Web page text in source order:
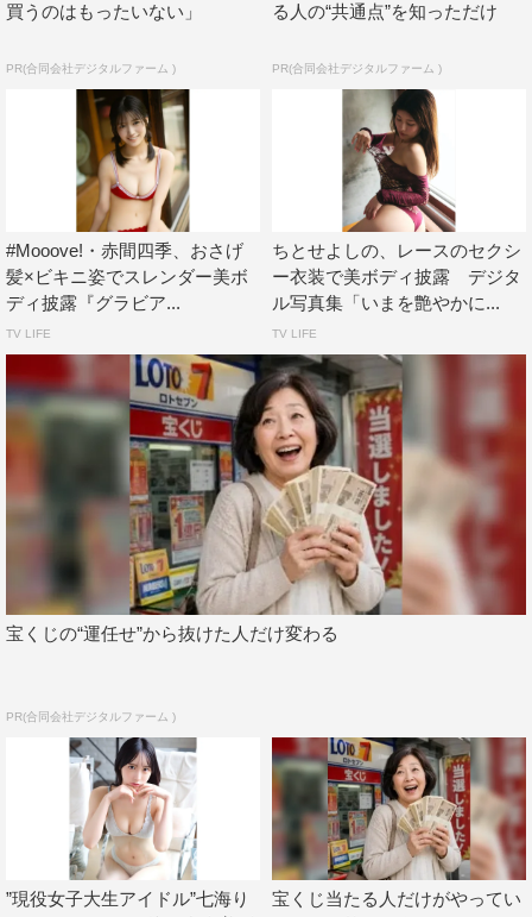
買うのはもったいない」
PR(合同会社デジタルファーム )
る人の“共通点”を知っただけ
PR(合同会社デジタルファーム )
#Mooove!・赤間四季、おさげ
髪×ビキニ姿でスレンダー美ボ
ディ披露『グラビア...
TV LIFE
ちとせよしの、レースのセクシ
ー衣装で美ボディ披露 デジタ
ル写真集「いまを艶やかに...
TV LIFE
宝くじの“運任せ”から抜けた人だけ変わる
PR(合同会社デジタルファーム )
”現役女子大生アイドル”七海り
宝くじ当たる人だけがやってい